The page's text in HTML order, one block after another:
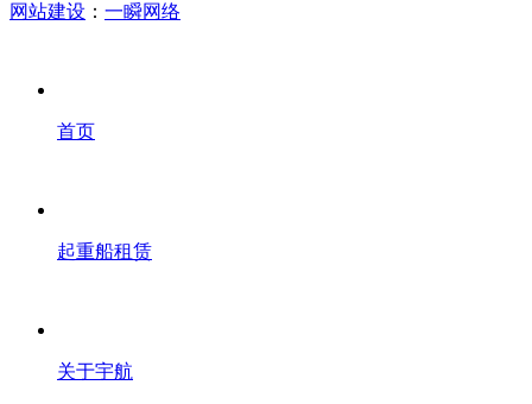
网站建设 ： 一瞬网络
首页
起重船租赁
关于宇航